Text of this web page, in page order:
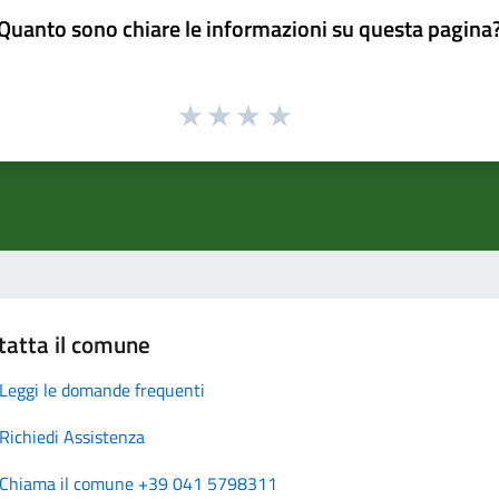
sono chiare le informazioni su questa
il comune
Leggi le domande frequenti
Richiedi Assistenza
Chiama il comune +39 041 5798311